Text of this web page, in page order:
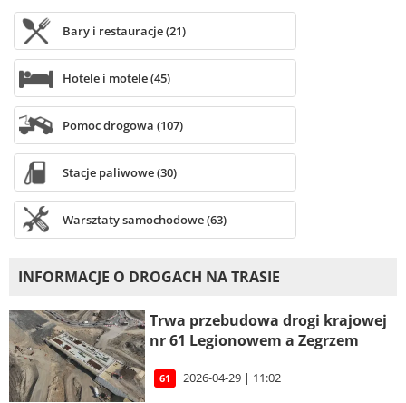
Bary i restauracje (21)
Hotele i motele (45)
Pomoc drogowa (107)
Stacje paliwowe (30)
Warsztaty samochodowe (63)
INFORMACJE O DROGACH NA TRASIE
Trwa przebudowa drogi krajowej
nr 61 Legionowem a Zegrzem
61 2026-04-29 | 11:02